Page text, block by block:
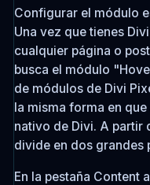
Configurar el módulo
Una vez que tienes
cualquier página o
busca el módulo
de módulos de Divi
la misma forma en
nativo de Divi. A partir
divide en dos grandes
En la pestaña Content